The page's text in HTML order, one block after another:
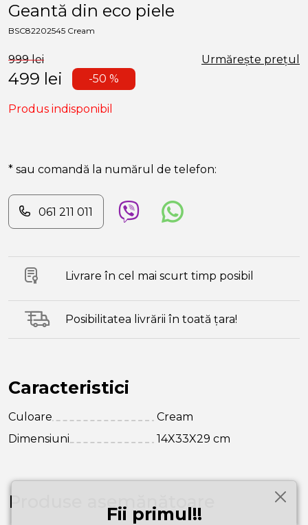
Geantă din eco piele
BSC82202545 Cream
999 lei Urmărește prețul
499 lei -50 %
Produs indisponibil
* sau comandă la numărul de telefon:
061 211 011
Livrare în cel mai scurt timp posibil
Posibilitatea livrării în toată țara!
Caracteristici
Culoare
Cream
Dimensiuni
14X33X29 cm
Produse asemănătoare
Fii primul!!